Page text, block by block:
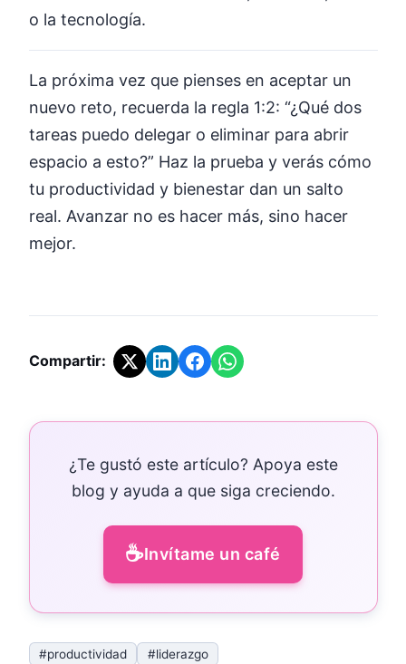
o la tecnología.
La próxima vez que pienses en aceptar un
nuevo reto, recuerda la regla 1:2: “¿Qué dos
tareas puedo delegar o eliminar para abrir
espacio a esto?” Haz la prueba y verás cómo
tu productividad y bienestar dan un salto
real. Avanzar no es hacer más, sino hacer
mejor.
Compartir:
¿Te gustó este artículo? Apoya este
blog y ayuda a que siga creciendo.
☕Invítame un café
#productividad #liderazgo